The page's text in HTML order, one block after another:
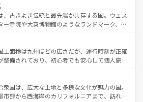
ンパンの発祥地であるランス、プロヴァンスの
ベンダー畑など、多彩な楽しみ方が可能だ。さ
以外の地域にも魅力が溢れており、どの街角に
足を運ぶとそれぞれで全く異なる文化を体験で
きるだろう。 なお、新着のフランス情報はコンテンツ一覧
ほしい。
の国は、どこを歩いても飽きることがない。ベ
化的活気、バイエルン州のアルプスの絶景、そ
川沿いのワイン畑といった風景は必見。ビール
人にはぜひ体験してほしい。 なお、新着の
はコンテンツ一覧を参照してほしい。
、古きよき伝統と最先端が共存する国。ウェス
ー寺院や大英博物館のようなランドマーク、歴
異なる魅力がある。また、優雅なアフタヌーン
ール好きにはたまらない英国パブ、サッカー観
場だからこそできる体験も豊富。イギリスを旅
参照してほしい。
土面積は九州ほどの広さだが、運行時刻が正確
整備されており、初心者でも安心して個人旅行
のまま残る町や、スイスならではのユニークな
り、アルプス観光だけでなく町歩きも満喫する
る。国民の所得が高いため物価も高いが、旅行
衆国は、広大な土地と多様な文化が魅力の国。
市部から西海岸のカリフォルニアまで、訪れる